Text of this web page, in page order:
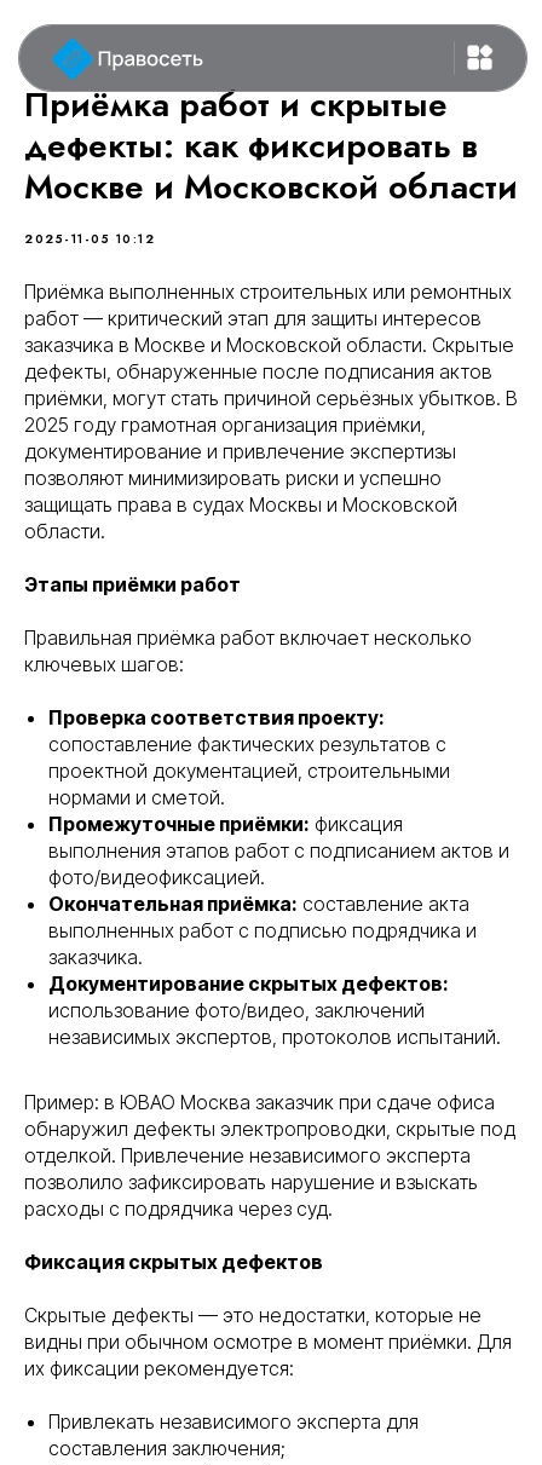
Приёмка работ и скрытые
дефекты: как фиксировать в
Москве и Московской области
2025-11-05 10:12
Приёмка выполненных строительных или ремонтных
работ — критический этап для защиты интересов
заказчика в Москве и Московской области. Скрытые
дефекты, обнаруженные после подписания актов
приёмки, могут стать причиной серьёзных убытков. В
2025 году грамотная организация приёмки,
документирование и привлечение экспертизы
позволяют минимизировать риски и успешно
защищать права в судах Москвы и Московской
области.
Этапы приёмки работ
Правильная приёмка работ включает несколько
ключевых шагов:
Проверка соответствия проекту:
сопоставление фактических результатов с
проектной документацией, строительными
нормами и сметой.
Промежуточные приёмки: фиксация
выполнения этапов работ с подписанием актов и
фото/видеофиксацией.
Окончательная приёмка: составление акта
выполненных работ с подписью подрядчика и
заказчика.
Документирование скрытых дефектов:
использование фото/видео, заключений
независимых экспертов, протоколов испытаний.
Пример: в ЮВАО Москва заказчик при сдаче офиса
обнаружил дефекты электропроводки, скрытые под
отделкой. Привлечение независимого эксперта
позволило зафиксировать нарушение и взыскать
расходы с подрядчика через суд.
Фиксация скрытых дефектов
Скрытые дефекты — это недостатки, которые не
видны при обычном осмотре в момент приёмки. Для
их фиксации рекомендуется:
Привлекать независимого эксперта для
составления заключения;